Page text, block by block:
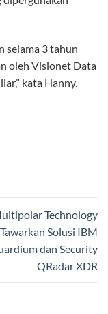
selama 3 tahun
oleh Visionet Data
kata Hanny.
Technology
Tawarkan Solusi IBM
dan Security
QRadar XDR